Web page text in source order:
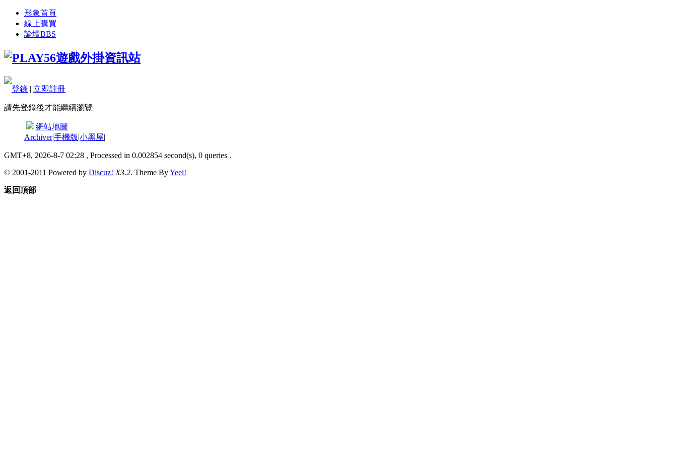
形象首頁
線上購買
論壇BBS
登錄 | 立即註冊
請先登錄後才能繼續瀏覽
|網站地圖
Archiver|手機版|小黑屋|
GMT+8, 2026-8-7 02:28 , Processed in 0.002854 second(s), 0 queries .
© 2001-2011 Powered by Discuz! X3.2. Theme ByYeei!
返回頂部